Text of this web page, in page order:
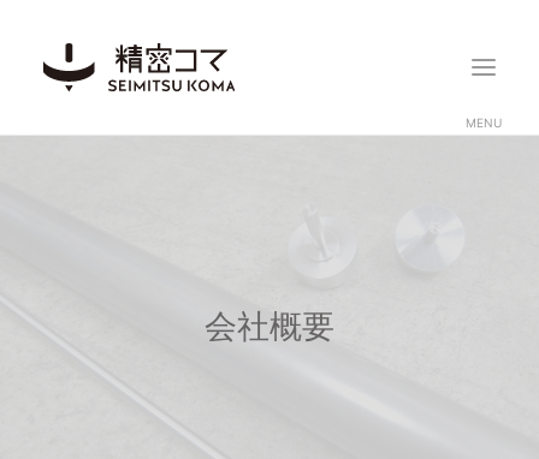
記録に挑戦
会社概要